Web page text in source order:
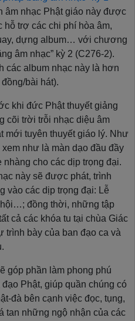
âm nhạc Phật giáo này được
trợ các chi phí hòa âm,
dựng album… với chương
âm nhạc” kỳ 2 (C276-2).
các album nhạc này là hơn
bài hát).
khi đức Phật thuyết giảng
cõi trời trỗi nhạc diệu âm
mới tuyên thuyết giáo lý. Như
như là màn dạo đầu đầy
cho các dịp trọng đại.
này sẽ được phát, trình
vào các dịp trọng đại: Lễ
hội…; đồng thời, những tập
cả các khóa tu tại chùa Giác
trình bày của ban đạo ca và
góp phần làm phong phú
Phật, giúp quần chúng có
đà bên cạnh việc đọc, tụng,
tan những ngộ nhận của các